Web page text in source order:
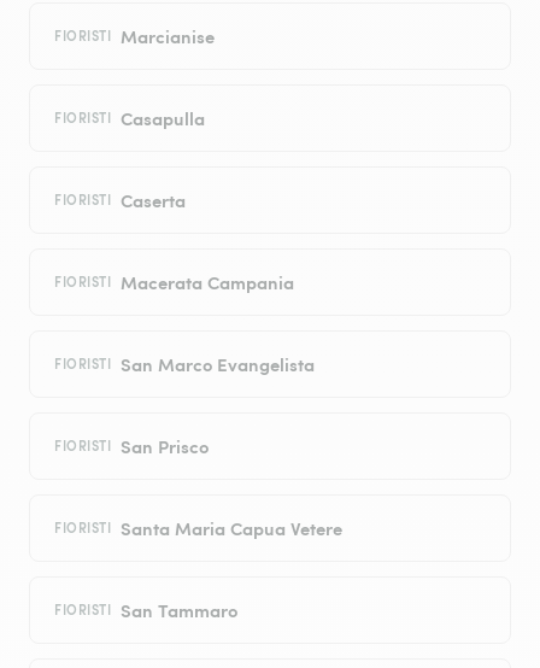
FIORISTI Marcianise
FIORISTI Casapulla
FIORISTI Caserta
FIORISTI Macerata Campania
FIORISTI San Marco Evangelista
FIORISTI San Prisco
FIORISTI Santa Maria Capua Vetere
FIORISTI San Tammaro